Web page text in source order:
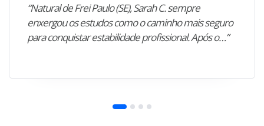
“Natural de Frei Paulo (SE), Sarah C. sempre
enxergou os estudos como o caminho mais seguro
para conquistar estabilidade profissional. Após o…”